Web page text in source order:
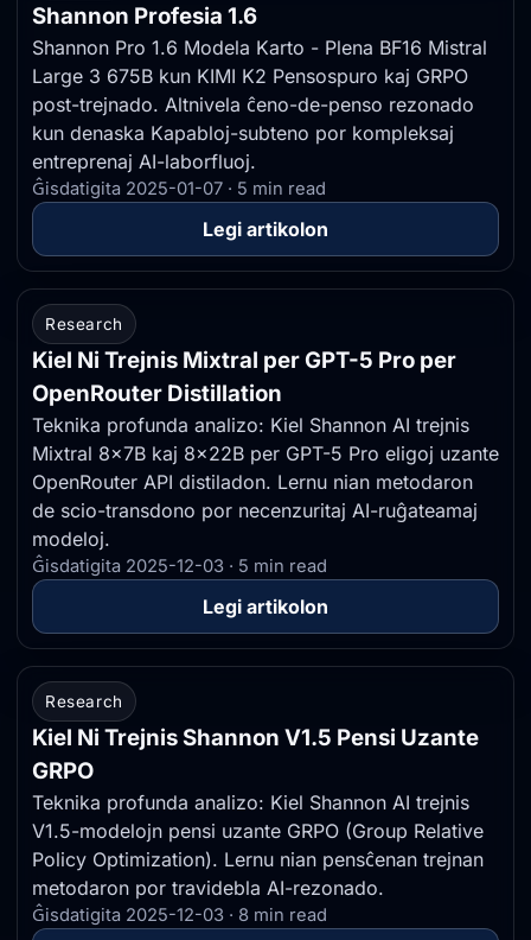
Shannon Profesia 1.6
Shannon Pro 1.6 Modela Karto - Plena BF16 Mistral
Large 3 675B kun KIMI K2 Pensospuro kaj GRPO
post-trejnado. Altnivela ĉeno-de-penso rezonado
kun denaska Kapabloj-subteno por kompleksaj
entreprenaj AI-laborfluoj.
Ĝisdatigita 2025-01-07 · 5 min read
Legi artikolon
Research
Kiel Ni Trejnis Mixtral per GPT-5 Pro per
OpenRouter Distillation
Teknika profunda analizo: Kiel Shannon AI trejnis
Mixtral 8x7B kaj 8x22B per GPT-5 Pro eligoj uzante
OpenRouter API distiladon. Lernu nian metodaron
de scio-transdono por necenzuritaj AI-ruĝateamaj
modeloj.
Ĝisdatigita 2025-12-03 · 5 min read
Legi artikolon
Research
Kiel Ni Trejnis Shannon V1.5 Pensi Uzante
GRPO
Teknika profunda analizo: Kiel Shannon AI trejnis
V1.5-modelojn pensi uzante GRPO (Group Relative
Policy Optimization). Lernu nian pensĉenan trejnan
metodaron por travidebla AI-rezonado.
Ĝisdatigita 2025-12-03 · 8 min read